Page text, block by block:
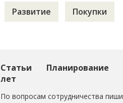
Развитие Покупки
Статьи
Планирование
лет
По вопросам сотрудничества